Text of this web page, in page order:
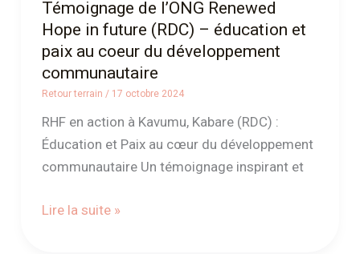
Témoignage de l’ONG Renewed
Hope in future (RDC) – éducation et
paix au coeur du développement
communautaire
Retour terrain / 17 octobre 2024
RHF en action à Kavumu, Kabare (RDC) :
Éducation et Paix au cœur du développement
communautaire Un témoignage inspirant et
au
coeur
du
développement
Lire la suite »